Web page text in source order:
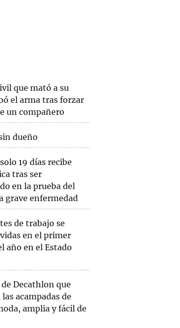
que mató a su
el arma tras forzar
un compañero
dueño
19 días recibe
tras ser
en la prueba del
grave enfermedad
de trabajo se
en el primer
año en el Estado
Decathlon que
acampadas de
amplia y fácil de